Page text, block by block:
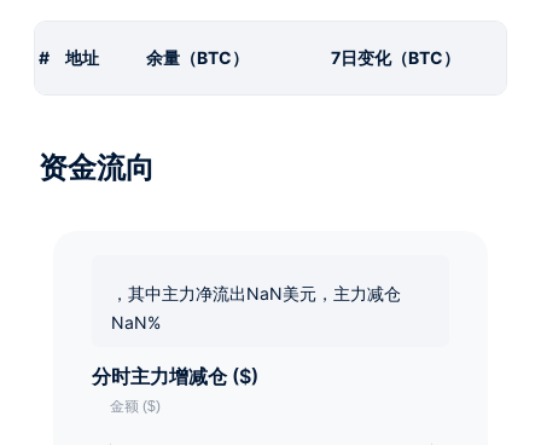
# 地址 余量（BTC） 7日变化（BTC）
资金流向
，其中主力净流出NaN美元，主力减仓
NaN%
分时主力增减仓 ($)